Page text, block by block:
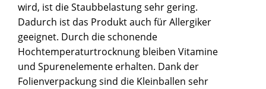
wird, ist die Staubbelastung sehr gering.
Dadurch ist das Produkt auch für Allergiker
geeignet. Durch die schonende
Hochtemperaturtrocknung bleiben Vitamine
und Spurenelemente erhalten. Dank der
Folienverpackung sind die Kleinballen sehr